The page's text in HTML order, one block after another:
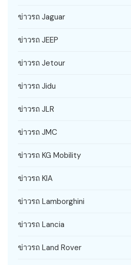
ข่าวรถ Jaguar
ข่าวรถ JEEP
ข่าวรถ Jetour
ข่าวรถ Jidu
ข่าวรถ JLR
ข่าวรถ JMC
ข่าวรถ KG Mobility
ข่าวรถ KIA
ข่าวรถ Lamborghini
ข่าวรถ Lancia
ข่าวรถ Land Rover